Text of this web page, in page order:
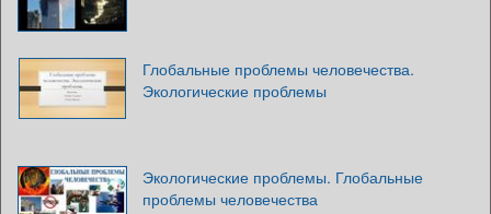
Глобальные проблемы человечества.
Экологические проблемы
Экологические проблемы. Глобальные
проблемы человечества